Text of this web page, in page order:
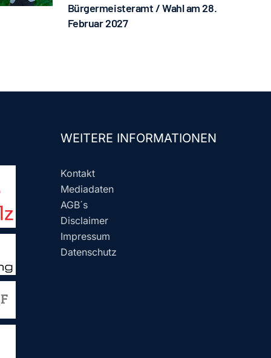
Bürgermeisteramt / Wahl am 28.
Februar 2027
WEITERE INFORMATIONEN
Kontakt
Mediadaten
AGB´s
Disclaimer
Impressum
Datenschutz